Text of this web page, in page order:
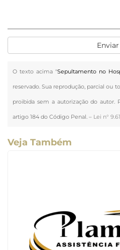
Enviar
O texto acima "Sepultamento no
reservado. Sua reprodução, parcial ou
proibida sem a autorização do
artigo 184 do Código Penal. – Lei n°
Veja Também